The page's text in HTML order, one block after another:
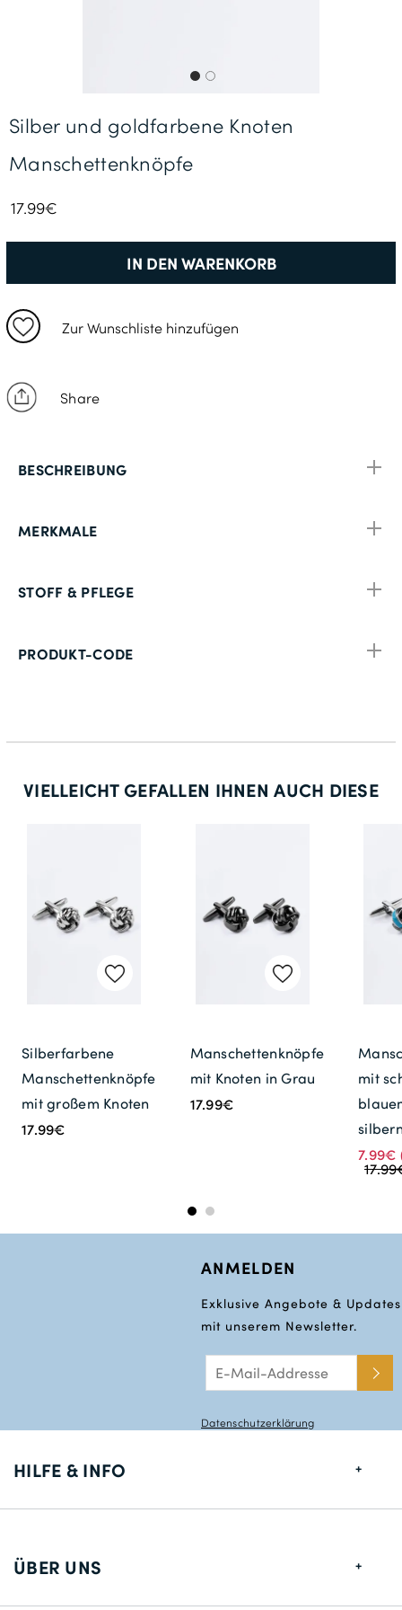
17.99€
IN DEN WARENKORB
Zur Wunschliste hinzufügen
Share
Silber und goldfarbene Knoten
Manschettenknöpfe
MERKMALE
BESCHREIBUNG
STOFF & PFLEGE
PRODUKT-CODE
VIELLEICHT GEFALLEN IHNEN AUCH DIESE
Silberfarbene
Manschettenknöpfe
mit großem Knoten
17.99€
Manschettenknöpfe
mit Knoten in Grau
17.99€
mit
7.99€
ANMELDEN
Exklusive Angebote & Updates
mit unserem Newsletter.
Datenschutzerklärung
HILFE & INFO
Lieferung
ÜBER UNS